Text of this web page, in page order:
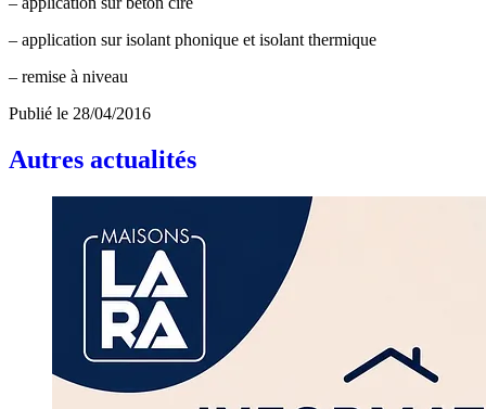
– application sur isolant phonique et isolant thermique
– remise à niveau
Publié le 28/04/2016
Autres actualités